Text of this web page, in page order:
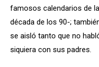
famosos calendarios de
década de los 90-;
se aisló tanto que no
siquiera con sus padres.